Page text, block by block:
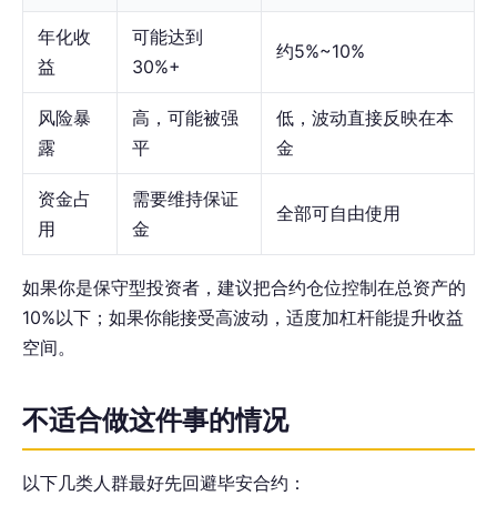
年化收
益
可能达到
30%+
约5%~10%
风险暴
露
高，可能被强
平
低，波动直接反映在本
金
资金占
用
需要维持保证
金
全部可自由使用
如果你是保守型投资者，建议把合约仓位控制在总资产的
10%以下；如果你能接受高波动，适度加杠杆能提升收益
空间。
不适合做这件事的情况
以下几类人群最好先回避毕安合约：